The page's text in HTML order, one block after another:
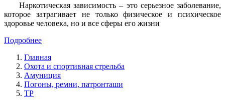
Наркотическая зависимость – это серьезное заболевание,
которое затрагивает не только физическое и психическое
здоровье человека, но и все сферы его жизни
Подробнее
Главная
Охота и спортивная стрельба
Амуниция
Погоны, ремни, патронташи
ТР